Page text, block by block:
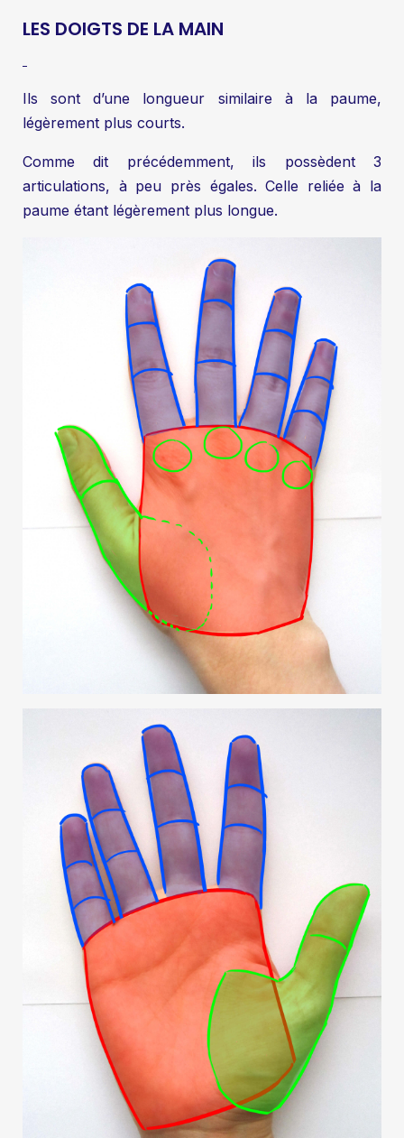
LES DOIGTS DE LA MAIN
Ils sont d’une longueur similaire à la paume,
légèrement plus courts.
Comme dit précédemment, ils possèdent 3
articulations, à peu près égales. Celle reliée à la
paume étant légèrement plus longue.